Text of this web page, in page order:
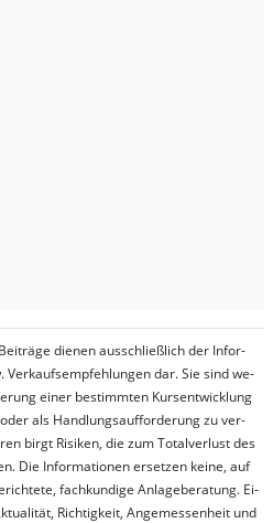
die­nen aus­schließ­lich der In­for­
Ver­kaufs­em­pfeh­lung­en dar. Sie sind we­
ei­ner be­stim­mt­en Kurs­ent­wick­lung
als Handl­ungs­auf­for­der­ung zu ver­
birgt Ri­si­ken, die zum To­tal­ver­lust des
Die In­for­ma­tion­en er­setz­en kei­ne, auf
fach­kun­di­ge An­la­ge­be­ra­tung. Ei­
Rich­tig­keit, An­ge­mes­sen­heit und